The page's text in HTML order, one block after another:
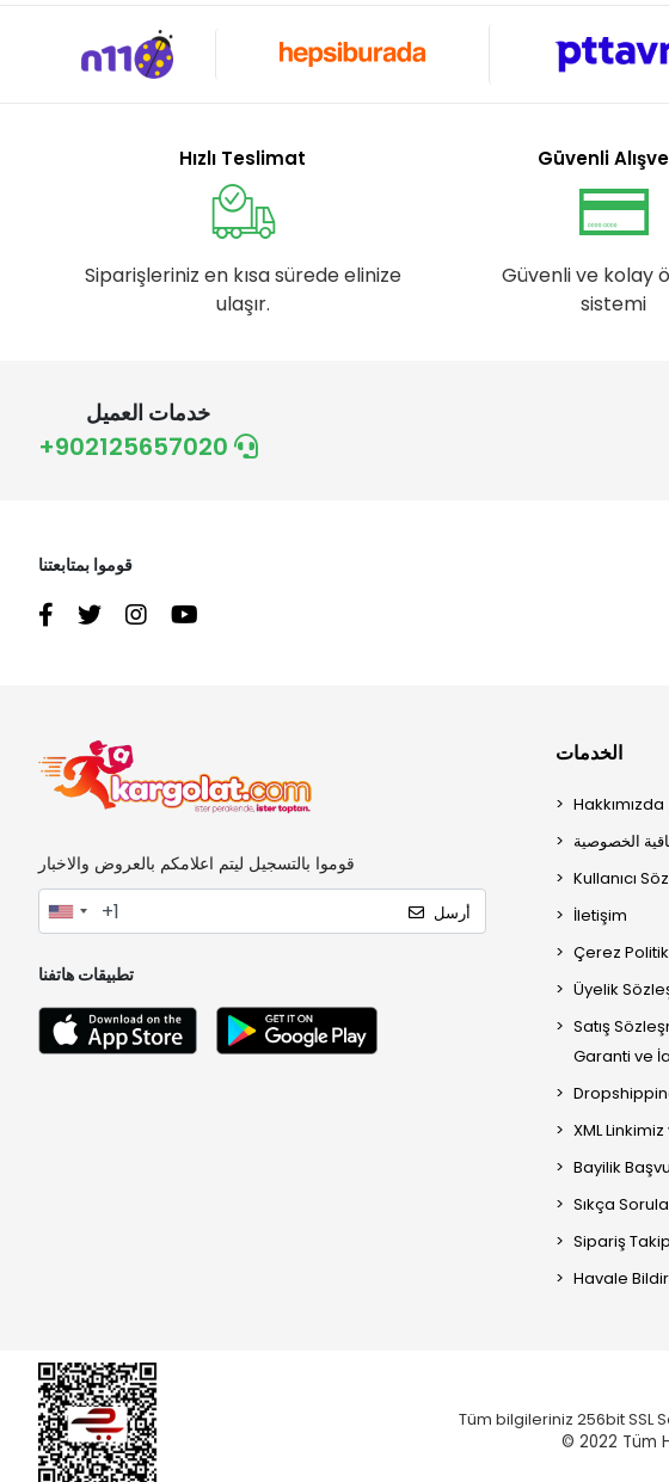
Hızlı Teslimat
Siparişleriniz en kısa sürede elinize
ulaşır.
Güvenli
Güvenli ve kolay
sistemi
خدمات العميل
+902125657020
قوموا بمتابعتنا
قوموا بالتسجيل ليتم اعلامكم بالعروض والاخبار
أرسل
تطبيقات هاتفنا
الخدمات
Hakkımızda
الخصوصية
Kullanıcı
İletişim
Çerez
Üyelik
Satış
Garanti ve
XML
Bayilik
Sıkça
Sipariş Takip
Havale
Tüm bilgileriniz 256bit SSL
© 2022 Tüm